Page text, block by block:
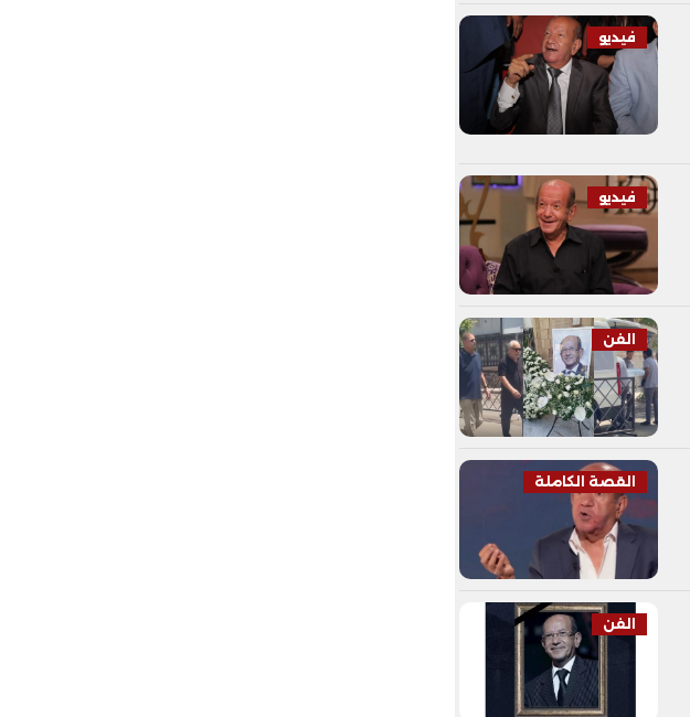
فيديو
فيديو
الفن
القصة الكاملة
الفن